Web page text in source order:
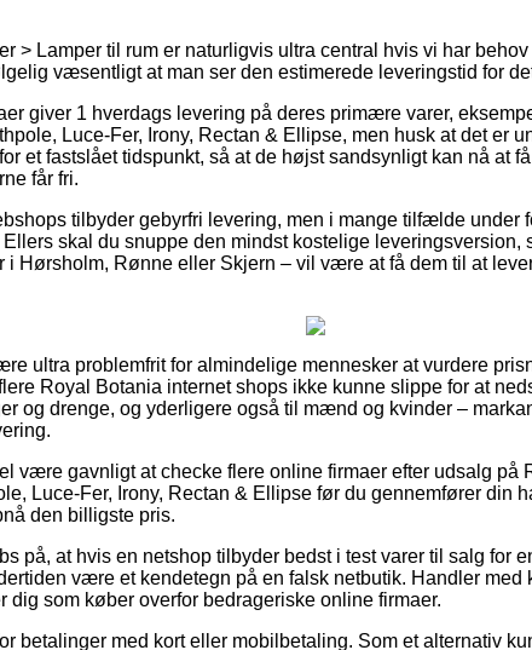
> Lamper til rum er naturligvis ultra central hvis vi har
væsentligt at man ser den estimerede leveringstid for
giver 1 hverdags levering på deres primære varer,
Luce-Fer, Irony, Rectan & Ellipse, men husk at det er
et fastslået tidspunkt, så at de højst sandsynligt kan nå at
får fri.
tilbyder gebyrfri levering, men i mange tilfælde under
Ellers skal du snuppe den mindst kostelige
i Hørsholm, Rønne eller Skjern – vil være at få dem til at
ultra problemfrit for almindelige mennesker at vurdere
Royal Botania internet shops ikke kunne slippe for at
og drenge, og yderligere også til mænd og kvinder –
være gavnligt at checke flere online firmaer efter udsalg på
Luce-Fer, Irony, Rectan & Ellipse før du gennemfører din
den billigste pris.
på, at hvis en netshop tilbyder bedst i test varer til salg for
være et kendetegn på en falsk netbutik. Handler med
dig som køber overfor bedrageriske online firmaer.
betalinger med kort eller mobilbetaling. Som et alternativ